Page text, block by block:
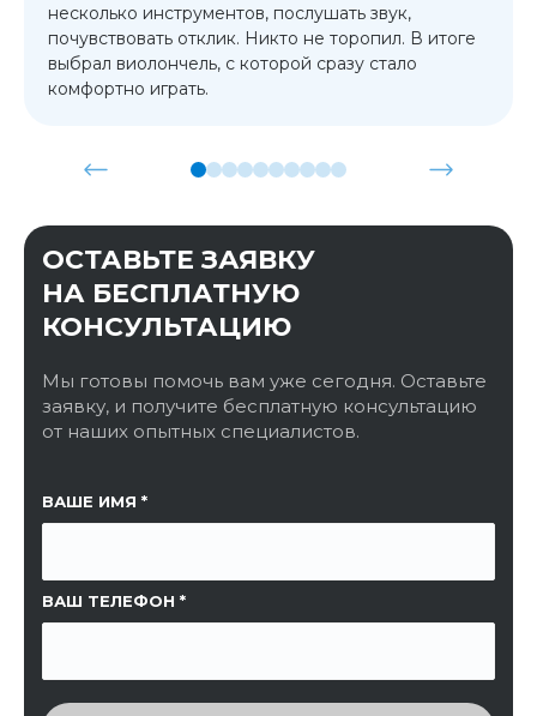
несколько инструментов, послушать звук,
почувствовать отклик. Никто не торопил. В итоге
выбрал виолончель, с которой сразу стало
комфортно играть.
ОСТАВЬТЕ ЗАЯВКУ
НА БЕСПЛАТНУЮ
КОНСУЛЬТАЦИЮ
Мы готовы помочь вам уже сегодня. Оставьте
заявку, и получите бесплатную консультацию
от наших опытных специалистов.
ВАШЕ ИМЯ
ВАШ ТЕЛЕФОН
ССЫЛКА НА СТРАНИЦУ